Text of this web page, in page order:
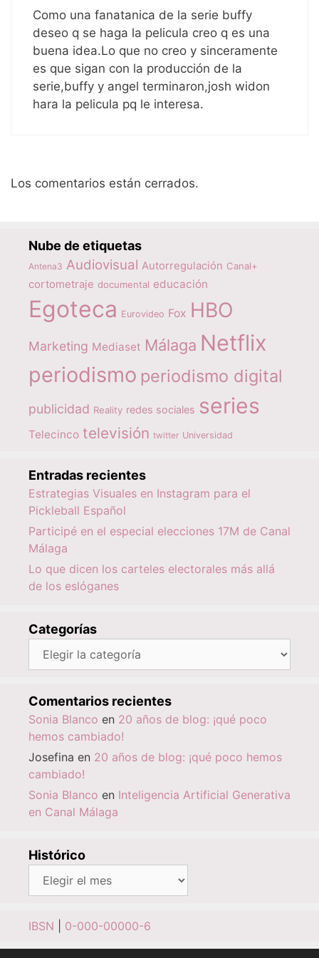
Como una fanatanica de la serie buffy
deseo q se haga la pelicula creo q es una
buena idea.Lo que no creo y sinceramente
es que sigan con la producción de la
serie,buffy y angel terminaron,josh widon
hara la pelicula pq le interesa.
Los comentarios están cerrados.
Nube de etiquetas
Antena3 Audiovisual Autorregulación Canal+
cortometraje documental educación
Egoteca Eurovideo Fox HBO
Marketing Mediaset Málaga Netflix
periodismo periodismo digital
publicidad Reality redes sociales series
Telecinco televisión twitter Universidad
Entradas recientes
Estrategias Visuales en Instagram para el
Pickleball Español
Participé en el especial elecciones 17M de Canal
Málaga
Lo que dicen los carteles electorales más allá
de los eslóganes
Categorías
Comentarios recientes
Sonia Blanco en 20 años de blog: ¡qué poco
hemos cambiado!
Josefina en 20 años de blog: ¡qué poco hemos
cambiado!
Sonia Blanco en Inteligencia Artificial Generativa
en Canal Málaga
Histórico
IBSN 0-000-00000-6